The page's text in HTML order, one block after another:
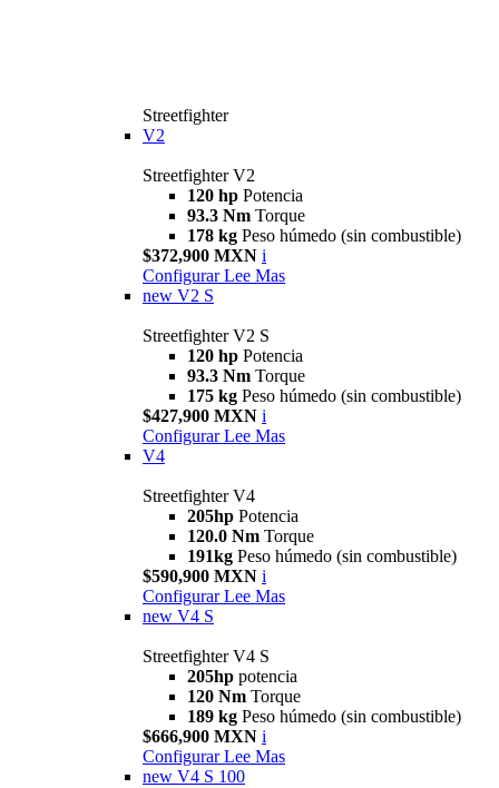
Streetfighter
V2
Streetfighter V2
120 hp Potencia
93.3 Nm Torque
178 kg Peso húmedo (sin combustible)
$372,900 MXN i
Configurar Lee Mas
new V2 S
Streetfighter V2 S
120 hp Potencia
93.3 Nm Torque
175 kg Peso húmedo (sin combustible)
$427,900 MXN i
Configurar Lee Mas
V4
Streetfighter V4
205hp Potencia
120.0 Nm Torque
191kg Peso húmedo (sin combustible)
$590,900 MXN i
Configurar Lee Mas
new V4 S
Streetfighter V4 S
205hp potencia
120 Nm Torque
189 kg Peso húmedo (sin combustible)
$666,900 MXN i
Configurar Lee Mas
new V4 S 100